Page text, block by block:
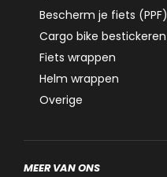
Bescherm je fiets (PPF)
Cargo bike bestickeren
Fiets wrappen
Helm wrappen
Overige
MEER VAN ONS